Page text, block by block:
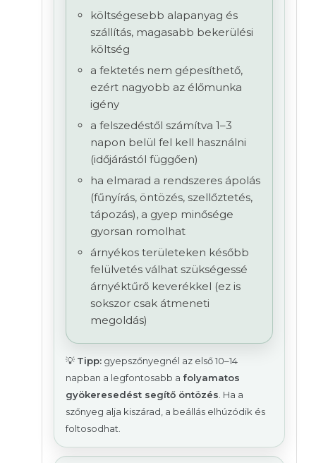
költségesebb alapanyag és
szállítás, magasabb bekerülési
költség
a fektetés nem gépesíthető,
ezért nagyobb az élőmunka
igény
a felszedéstől számítva 1–3
napon belül fel kell használni
(időjárástól függően)
ha elmarad a rendszeres ápolás
(fűnyírás, öntözés, szellőztetés,
tápozás), a gyep minősége
gyorsan romolhat
árnyékos területeken később
felülvetés válhat szükségessé
árnyéktűrő keverékkel (ez is
sokszor csak átmeneti
megoldás)
💡 Tipp: gyepszőnyegnél az első 10–14
napban a legfontosabb a folyamatos
gyökeresedést segítő öntözés . Ha a
szőnyeg alja kiszárad, a beállás elhúzódik és
foltosodhat.